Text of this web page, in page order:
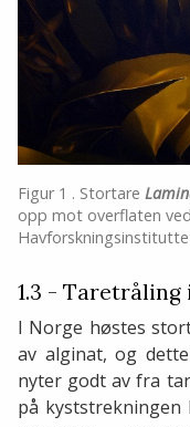
Figur 1 . Stortare
opp mot overflaten
1.3 - Taretråling
I Norge høstes
av alginat, og
nyter godt av fra
på kyststrekningen